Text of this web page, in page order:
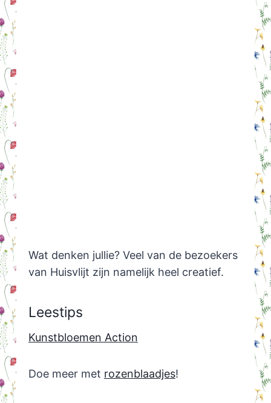
Wat denken jullie? Veel van de bezoekers
van Huisvlijt zijn namelijk heel creatief.
Leestips
Kunstbloemen Action
Doe meer met rozenblaadjes!